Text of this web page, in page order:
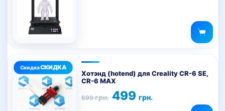
Хотэнд (hotend) для Creality CR-6 SE,
CR-6 MAX
699грн.
Первоначальная
цена
499грн.
Текущая
цена: